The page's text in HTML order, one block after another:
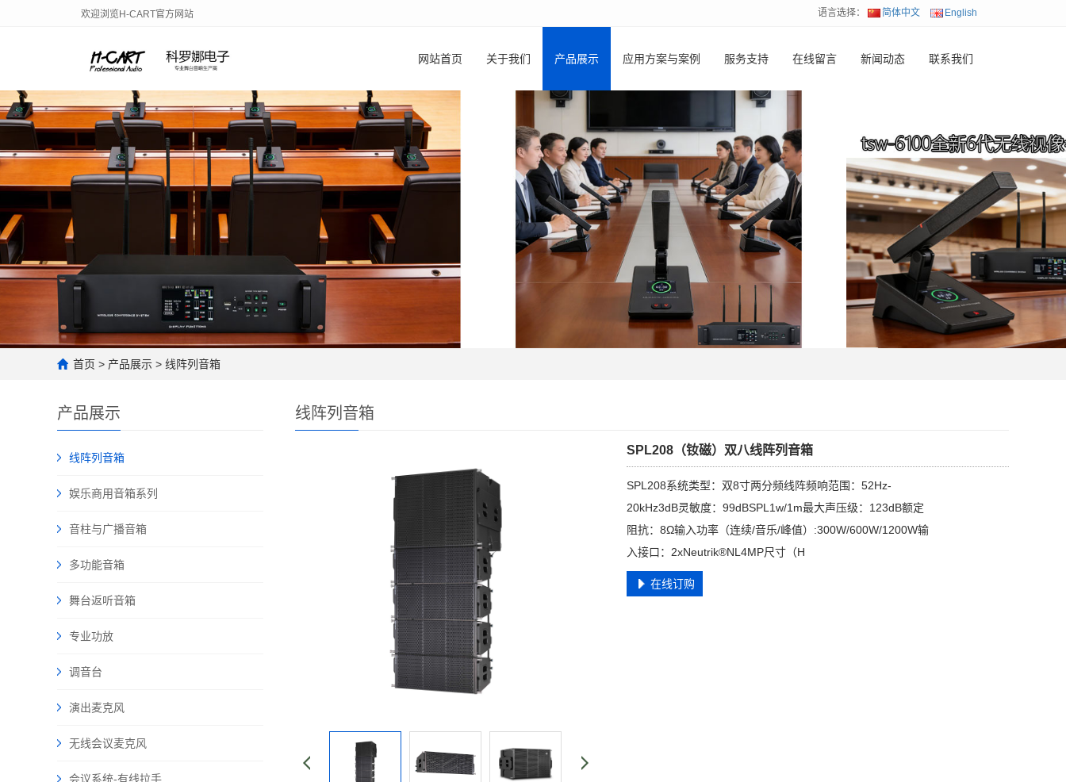
欢迎浏览H-CART官方网站 语言选择： 简体中文 English
网站首页 关于我们 产品展示 应用方案与案例 服务支持 在线留言 新闻动态 联系我们
首页 > 产品展示 > 线阵列音箱
产品展示
线阵列音箱
娱乐商用音箱系列
音柱与广播音箱
多功能音箱
舞台返听音箱
专业功放
调音台
演出麦克风
无线会议麦克风
会议系统-有线拉手
线阵列音箱
SPL208（钕磁）双八线阵列音箱
SPL208系统类型：双8寸两分频线阵频响范围：52Hz-
20kHz3dB灵敏度：99dBSPL1w/1m最大声压级：123dB额定
阻抗：8Ω输入功率（连续/音乐/峰值）:300W/600W/1200W输
入接口：2xNeutrik®NL4MP尺寸（H
在线订购